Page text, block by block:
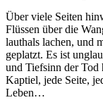
Über viele Seiten
Flüssen über die
lauthals lachen, und
geplatzt. Es ist
und Tiefsinn der Tod
Kaptiel, jede Seite,
Leben…